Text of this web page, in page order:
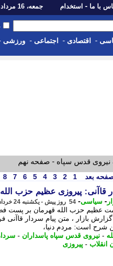
با ما - استخدام جمعه، 16 مرداد 1405 - Fri, 07th Aug 2026
- اقتصادی - اجتماعی - ورزشی
نیروی قدس سپاه - صفحه نهم
بعد 1
2
3
4
5
6
7
8
قاآنی: پیروزی عظیم حزب
- سیاسی- 54 روز پیش - یکشنبه 24 خرداد 1405، 22:38
عظیم حزب الله قهرمان بر پست
بازار ، متن پیام سردار قاآنی
شرح است: مردم دنیا،
- نیروی قدس سپاه پاسداران -
انقلاب - پیروزی